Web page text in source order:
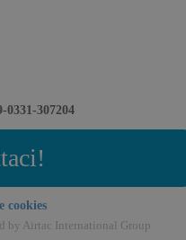
0331-307204
cookies
by Airtac International Group